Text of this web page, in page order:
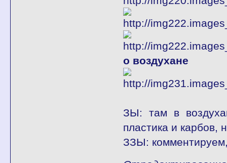
о воздухане
ЗЫ: там в
пластика и карбов,
ЗЗЫ: